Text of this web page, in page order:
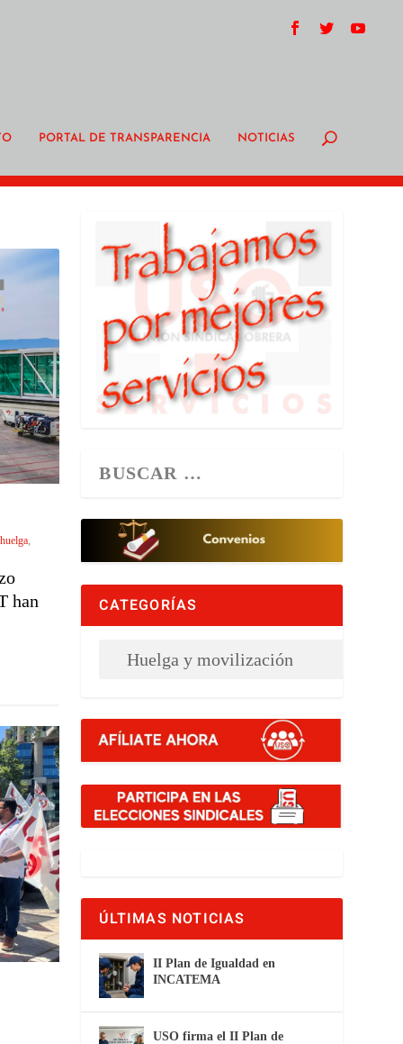
PORTAL DE TRANSPARENCIA NOTICIAS
huelga,
han
CATEGORÍAS
ÚLTIMAS NOTICIAS
II Plan de Igualdad en
INCATEMA
USO firma el II Plan de